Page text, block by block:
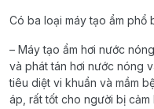
Có ba loại máy tạo ẩm phổ
– Máy tạo ẩm hơi nước
và phát tán hơi nước nóng
tiêu diệt vi khuẩn và mầm
áp, rất tốt cho người bị cảm